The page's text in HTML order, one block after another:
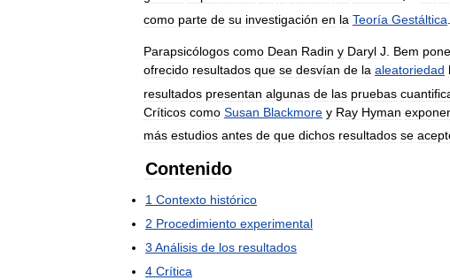
como parte de su investigación en la Teoría Gestáltica
Parapsicólogos como Dean Radin y Daryl J Bem
ofrecido resultados que se desvían de la aleatoriedad
resultados presentan algunas de las pruebas
Críticos como Susan Blackmore y Ray Hyman
más estudios antes de que dichos resultados se
Contenido
1 Contexto histórico
2 Procedimiento experimental
3 Análisis de los resultados
4 Crítica